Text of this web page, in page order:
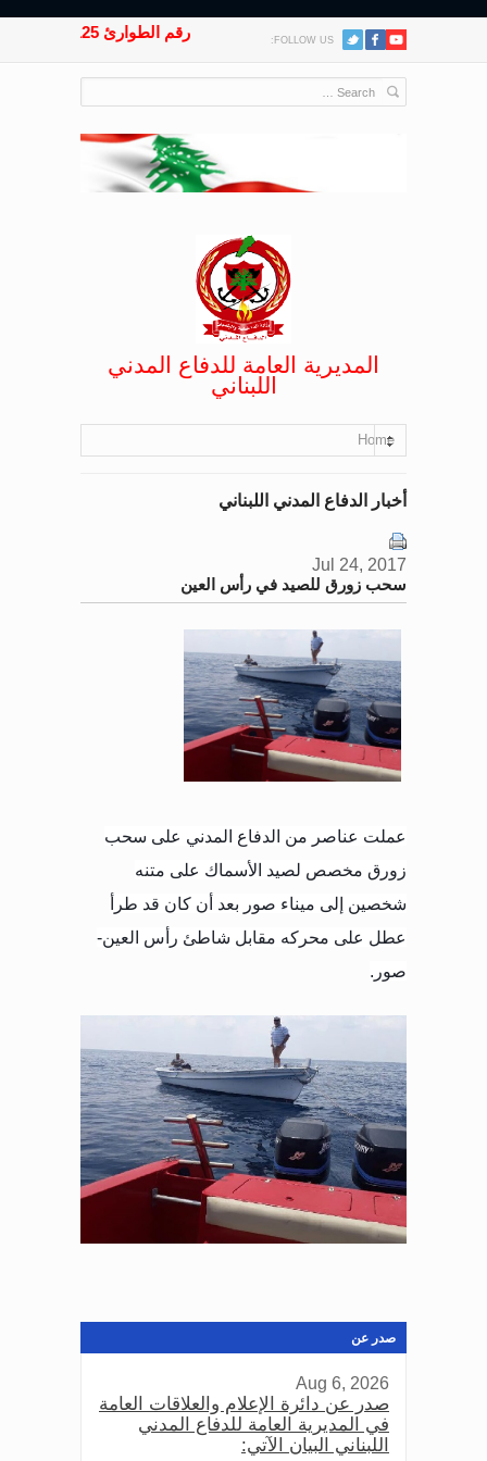
FOLLOW US: رقم الطوارئ 125
المديرية العامة للدفاع المدني
اللبناني
Home
أخبار الدفاع المدني اللبناني
Jul 24, 2017
سحب زورق للصيد في رأس العين
عملت عناصر من الدفاع المدني على سحب
زورق مخصص لصيد الأسماك على متنه
شخصين إلى ميناء صور بعد أن كان قد طرأ
عطل على محركه مقابل شاطئ رأس العين-
صور.
صدر عن
Aug 6, 2026
صدر عن دائرة الإعلام والعلاقات العامة
في المديرية العامة للدفاع المدني
اللبناني البيان الآتي: